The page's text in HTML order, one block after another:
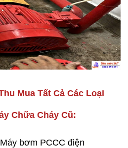
Mua Tất Cả Các Loại
Chữa Cháy Cũ:
bơm PCCC điện